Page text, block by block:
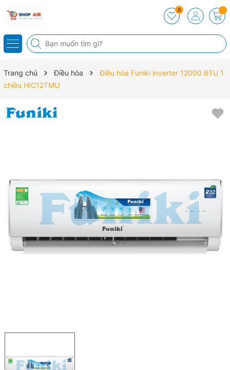
0
Trang chủ Điều hòa
Điều hòa Funiki inverter 12000 BTU 1
chiều HIC12TMU